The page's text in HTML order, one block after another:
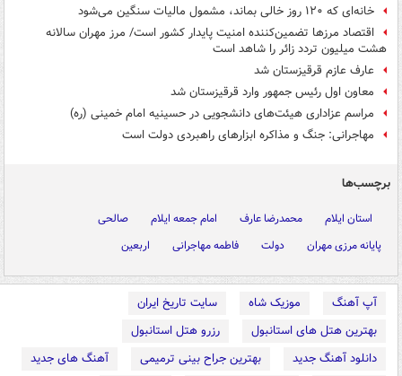
خانه‌ای که ۱۲۰ روز خالی بماند، مشمول مالیات سنگین می‌شود
اقتصاد مرزها تضمین‌کننده امنیت پایدار کشور است/ مرز مهران سالانه
هشت میلیون تردد زائر را شاهد است
عارف عازم قرقیزستان شد
معاون اول رئیس جمهور وارد قرقیزستان شد
مراسم عزاداری هیئت‌های دانشجویی در حسینیه امام خمینی (ره)
مهاجرانی: جنگ و مذاکره ابزارهای راهبردی دولت است
برچسب‌ها
استان ایلام محمدرضا عارف امام جمعه ایلام
صالحی
پایانه مرزی مهران
دولت فاطمه مهاجرانی اربعین
آپ آهنگ موزیک شاه
سایت تاریخ ایران
بهترین هتل های استانبول
رزرو هتل استانبول
دانلود آهنگ جدید
بهترین جراح بینی ترمیمی
آهنگ های جدید